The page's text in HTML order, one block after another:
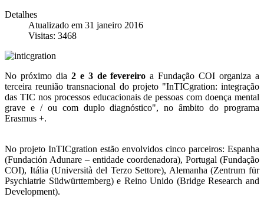
Detalhes
Atualizado em 31 janeiro 2016
Visitas: 3468
No próximo dia 2 e 3 de fevereiro a Fundação COI organiza a
terceira reunião transnacional do projeto "InTICgration: integração
das TIC nos processos educacionais de pessoas com doença mental
grave e / ou com duplo diagnóstico", no âmbito do programa
Erasmus +.
No projeto InTICgration estão envolvidos cinco parceiros: Espanha
(Fundación Adunare – entidade coordenadora), Portugal (Fundação
COI), Itália (Università del Terzo Settore), Alemanha (Zentrum für
Psychiatrie Südwürttemberg) e Reino Unido (Bridge Research and
Development).